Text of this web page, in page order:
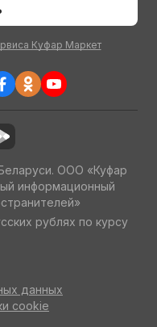
Куфар Маркет
ООО «Куфар
информационный
рублях по курсу
данных
cookie